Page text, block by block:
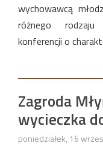
wychowawcą
różnego
konferencji o
Zagroda
wycieczka
poniedziałek, 16